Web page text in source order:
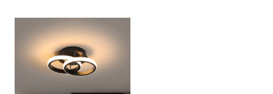
acrílico
de Techo LED para